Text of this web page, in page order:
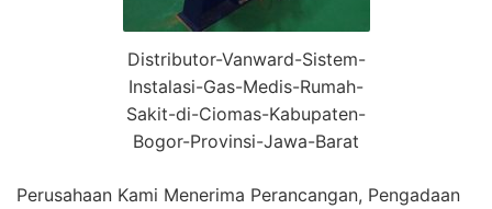
Distributor-Vanward-Sistem-
Instalasi-Gas-Medis-Rumah-
Sakit-di-Ciomas-Kabupaten-
Bogor-Provinsi-Jawa-Barat
Perusahaan Kami Menerima Perancangan, Pengadaan